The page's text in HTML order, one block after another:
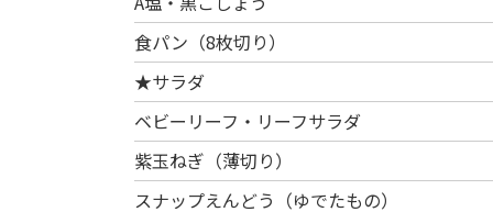
食パン（8枚切り）
★サラダ
ベビーリーフ・リーフサラダ
紫玉ねぎ（薄切り）
スナップえんどう（ゆでたもの）